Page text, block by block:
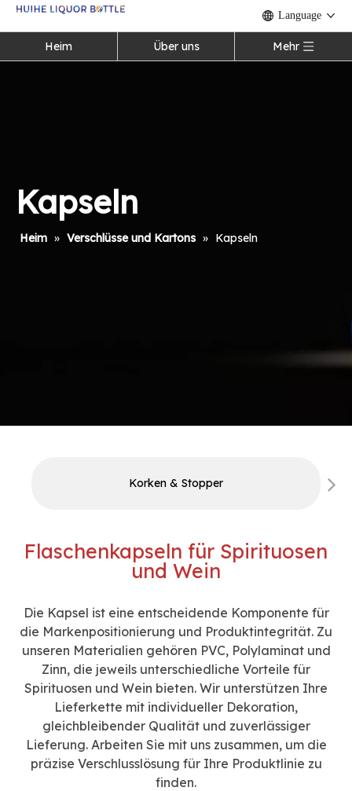
Language
Heim Über uns Mehr
Kapseln
Heim » Verschlüsse und Kartons » Kapseln
Korken & Stopper
Flaschenkapseln für Spirituosen
und Wein
Die Kapsel ist eine entscheidende Komponente für
die Markenpositionierung und Produktintegrität. Zu
unseren Materialien gehören PVC, Polylaminat und
Zinn, die jeweils unterschiedliche Vorteile für
Spirituosen und Wein bieten. Wir unterstützen Ihre
Lieferkette mit individueller Dekoration,
gleichbleibender Qualität und zuverlässiger
Lieferung. Arbeiten Sie mit uns zusammen, um die
präzise Verschlusslösung für Ihre Produktlinie zu
finden.